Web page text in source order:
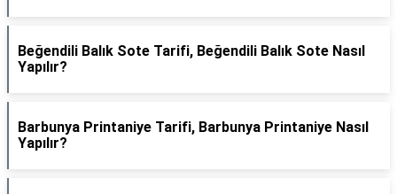
Beğendili Balık Sote Tarifi, Beğendili Balık Sote Nasıl
Yapılır?
Barbunya Printaniye Tarifi, Barbunya Printaniye Nasıl
Yapılır?